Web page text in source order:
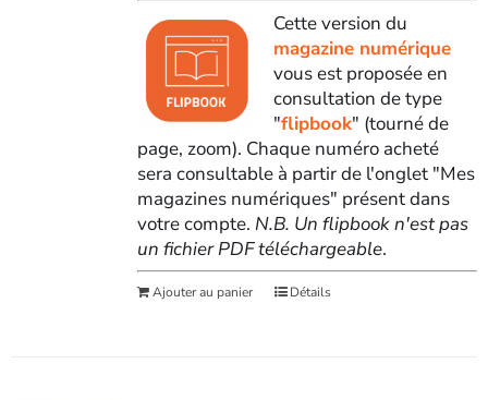
Cette version du
magazine numérique
vous est proposée en
consultation de type
"flipbook" (tourné de
page, zoom). Chaque numéro acheté
sera consultable à partir de l'onglet "Mes
magazines numériques" présent dans
votre compte. N.B. Un flipbook n'est pas
un fichier PDF téléchargeable.
Ajouter au panier Détails